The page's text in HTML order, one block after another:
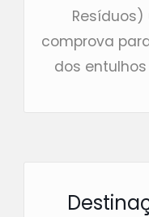
comprova
dos